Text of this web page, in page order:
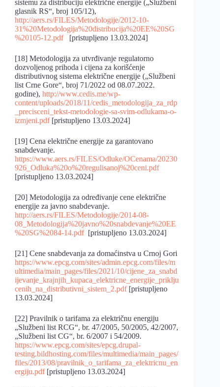
sistemu za distribuciju električne energije („Službeni
glasnik RS“, broj 105/12),
http://aers.rs/FILES/Metodologije/2012-10-
31%20Metodologija%20distribucija%20EE%20SG
%20105-12.pdf[pristupljeno 13.03.2024]
[18] Metodologija za utvrđivanje regulatorno
dozvoljenog prihoda i cijena za korišćenje
distributivnog sistema električne energije („Službeni
list Crne Gore“, broj 71/2022 od 08.07.2022.
godine), http://www.cedis.me/wp-
content/uploads/2018/11/cedis_metodologija_za_rdp
_precisceni_tekst-metodologie-sa-svim-odlukama-o-
izmjeni.pdf[pristupljeno 13.03.2024]
[19] Cena električne energije za garantovano
snabdevanje.
https://www.aers.rs/FILES/Odluke/OCenama/20230
926_Odluka%20o%20regulisanoj%20ceni.pdf
[pristupljeno 13.03.2024]
[20] Metodologija za određivanje cene električne
energije za javno snabdevanje.
http://aers.rs/FILES/Metodologije/2014-08-
08_Metodologija%20javno%20snabdevanje%20EE
%20SG%2084-14.pdf[pristupljeno 13.03.2024]
[21] Cene snabdevanja za domaćinstva u Crnoj Gori
https://www.epcg.com/sites/admin.epcg.com/files/m
ultimedia/main_pages/files/2021/10/cijene_za_snabd
ijevanje_krajnjih_kupaca_elektricne_energije_priklju
cenih_na_distributivni_sistem_2.pdf[pristupljeno
13.03.2024]
[22] Pravilnik o tarifama za električnu energiju
„Službeni list RCG“, br. 47/2005, 50/2005, 42/2007,
„Službeni list CG“, br. 6/2007 i 54/2009.
https://www.epcg.com/sites/epcg.drupal-
testing.bildhosting.com/files/multimedia/main_pages/
files/2013/08/pravilnik_o_tarifama_za_elektricnu_en
ergiju.pdf[pristupljeno 13.03.2024]